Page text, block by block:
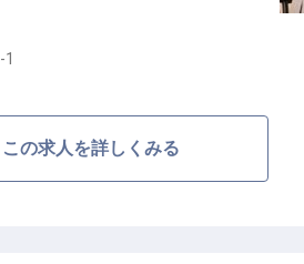
とりの滞在が特別な思い出と
この求人を詳しくみる